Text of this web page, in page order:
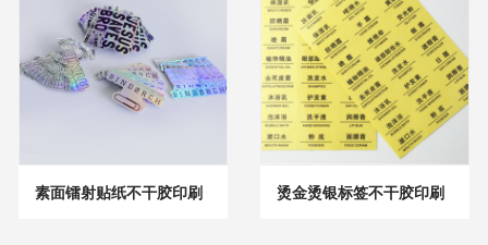
素面镭射贴纸不干胶印刷 烫金烫银标签不干胶印刷